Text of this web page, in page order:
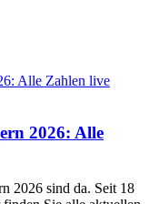
2026: Alle
2026 sind da. Seit 18